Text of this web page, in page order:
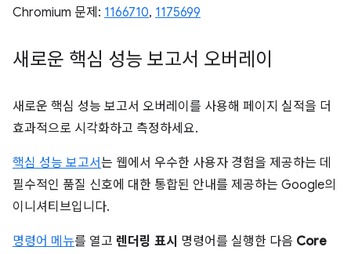
Chromium 문제: 1166710, 1175699
새로운 핵심 성능 보고서 오버레이
새로운 핵심 성능 보고서 오버레이를 사용해 페이지 실적을 더
효과적으로 시각화하고 측정하세요.
핵심 성능 보고서는 웹에서 우수한 사용자 경험을 제공하는 데
필수적인 품질 신호에 대한 통합된 안내를 제공하는 Google의
이니셔티브입니다.
명령어 메뉴를 열고 렌더링 표시 명령어를 실행한 다음 Core